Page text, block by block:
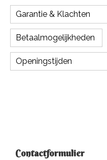
Garantie & Klachten
Betaalmogelijkheden
Openingstijden
Contactformulier